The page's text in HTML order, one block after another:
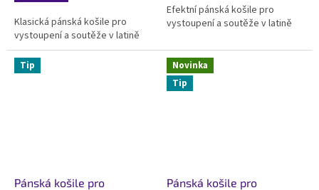
Klasická pánská košile pro
vystoupení a soutěže v latině
5
hvězdiček.
Efektní pánská košile pro
vystoupení a soutěže v latině
Tip
Pánská košile pro
Novinka
Tip
Pánská košile pro